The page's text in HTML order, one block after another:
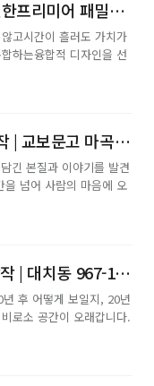
[2026 APEX Design Awards] Facade 부문 수상작 | 신한프리미어 패밀리오피스 청담센터 | (주)씨에이플랜
고시간이 흘러도 가치가
하는융합적 디자인을 선
[2026 APEX Design Awards] Community 부문 수상작 | 교보문고 마곡 | U.lab
긴 본질과 이야기를 발견
을 넘어 사람의 마음에 오
[2026 APEX Design Awards] Architecture 부문 수상작 | 대치동 967-12 | (주)종합건축사사무소 시건축
후 어떻게 보일지, 20년
로소 공간이 오래갑니다.